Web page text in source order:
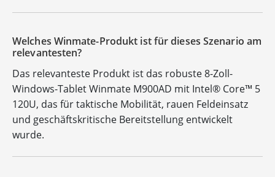
Welches Winmate-Produkt ist für dieses Szenario am
relevantesten?
Das relevanteste Produkt ist das robuste 8-Zoll-
Windows-Tablet Winmate M900AD mit Intel® Core™ 5
120U, das für taktische Mobilität, rauen Feldeinsatz
und geschäftskritische Bereitstellung entwickelt
wurde.